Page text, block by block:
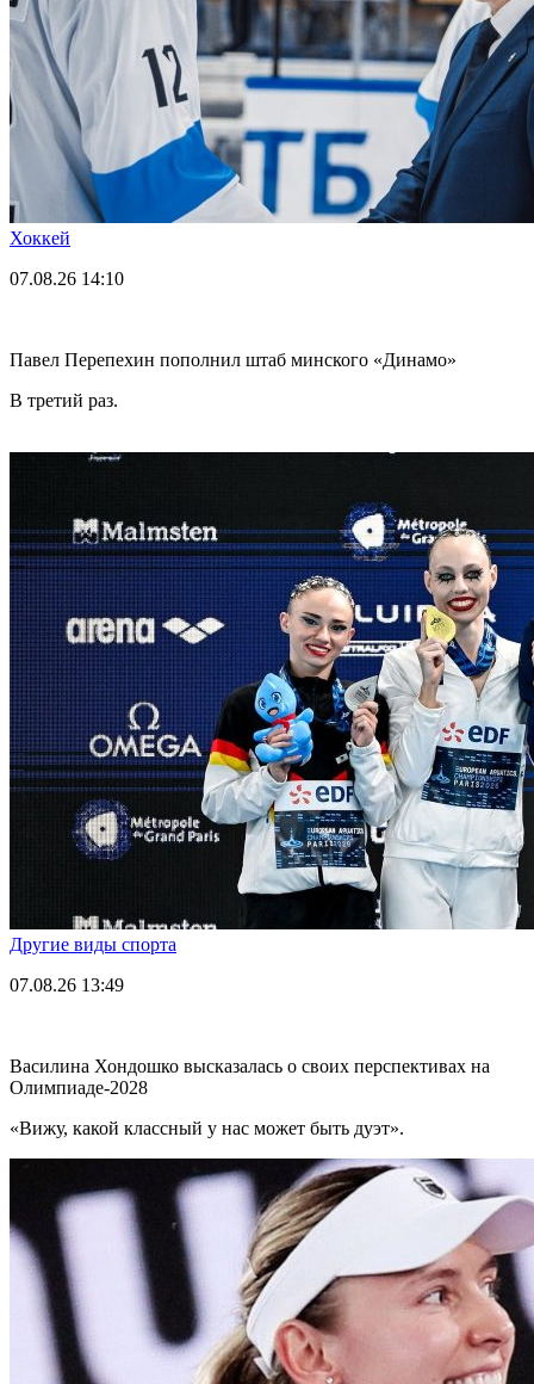
Хоккей
07.08.26 14:10
Павел Перепехин пополнил штаб минского «Динамо»
В третий раз.
Другие виды спорта
07.08.26 13:49
Василина Хондошко высказалась о своих перспективах на
Олимпиаде-2028
«Вижу, какой классный у нас может быть дуэт».